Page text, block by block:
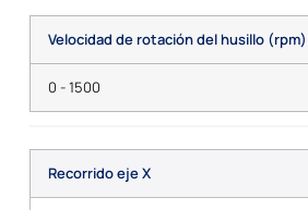
Velocidad de rotación del husillo (rpm)
0 - 1500
Recorrido eje X